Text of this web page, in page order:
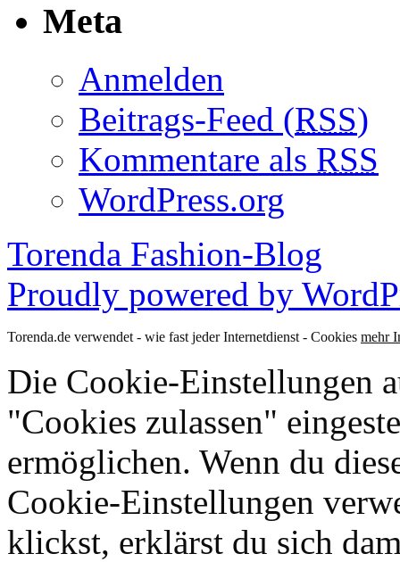
Meta
Anmelden
Beitrags-Feed (RSS)
Kommentare als RSS
WordPress.org
Torenda Fashion-Blog
Proudly powered by
Torenda.de verwendet - wie fast jeder Internetdienst - Cookies mehr
Die Cookie-Einstellungen
"Cookies zulassen"
ermöglichen. Wenn du
Cookie-Einstellungen
klickst, erklärst du sich